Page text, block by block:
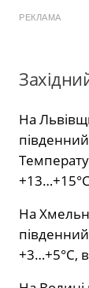
РЕКЛАМА
На
На
+3…+5°С,